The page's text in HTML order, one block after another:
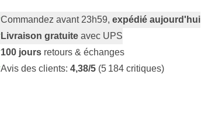
Commandez avant 23h59, expédié aujourd'hui
Livraison gratuite avec UPS
100 jours retours & échanges
Avis des clients: 4,38/5 (5 184 critiques)